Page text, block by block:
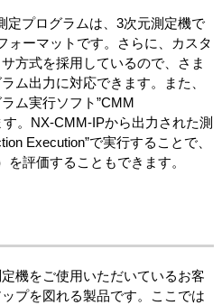
定プログラムは、3次元測定機で
ォーマットです。さらに、カスタ
方式を採用しているので、さま
ム出力に対応できます。また、
ム実行ソフト”CMM
。NX-CMM-IPから出力された測
Execution”で実行することで、
評価することもできます。
機をご使用いただいているお客
プを図れる製品です。ここでは